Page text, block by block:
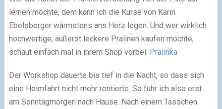
lernen möchte, dem kann ich die Kurse von Karin
Ebelsberger wärmstens ans Herz legen. Und wer wirklich
hochwertige, äußerst leckere Pralinen kaufen möchte,
schaut einfach mal in ihrem Shop vorbei: Pralinka
Der Workshop dauerte bis tief in die Nacht, so dass sich
eine Heimfahrt nicht mehr rentierte. So fuhr ich also erst
am Sonntagmorgen nach Hause. Nach einem Tässchen